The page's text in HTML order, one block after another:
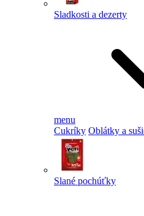
Sladkosti a dezerty
menu
Cukríky Oblátky a
Slané pochúťky